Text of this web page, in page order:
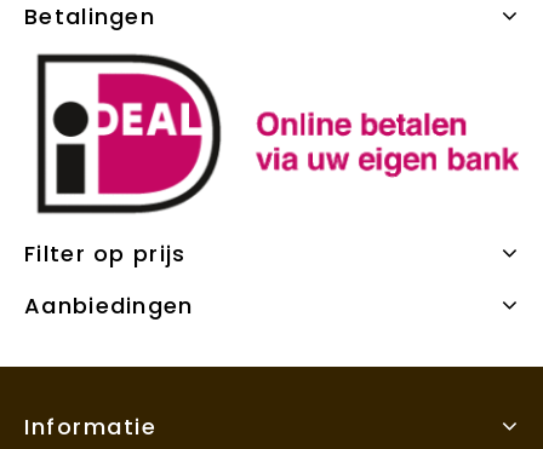
Betalingen
Filter op prijs
Aanbiedingen
Informatie